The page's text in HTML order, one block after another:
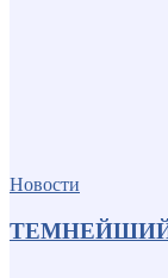
Новости
ТЕМНЕЙШИЙ: